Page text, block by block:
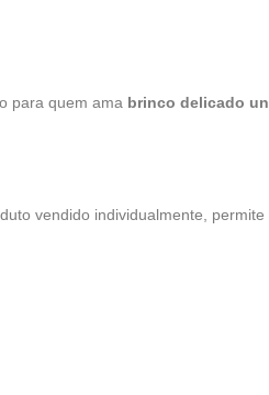
para quem ama brinco delicado
vendido individualmente,